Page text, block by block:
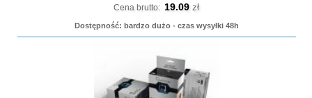
Cena brutto: 19.09 zł
Dostępność: bardzo dużo - czas wysyłki 48h